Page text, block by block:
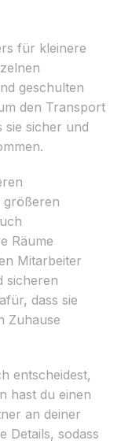
für kleinere
geschulten
den Transport
sie sicher und
größeren
Räume
Mitarbeiter
sicheren
dass sie
Zuhause
entscheidest,
hast du einen
an deiner
Details, sodass